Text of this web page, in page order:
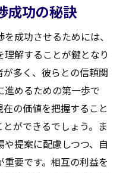
成功の秘訣
成功させるためには、
解することが鍵となり
多く、彼らとの信頼関
めるための第一歩で
の価値を把握すること
ができるでしょう。ま
提案に配慮しつつ、自
要です。相互の利益を